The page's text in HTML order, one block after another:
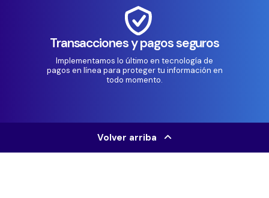
Transacciones y pagos seguros
Implementamos lo último en tecnología de
pagos en línea para proteger tu información en
todo momento.
Volver arriba